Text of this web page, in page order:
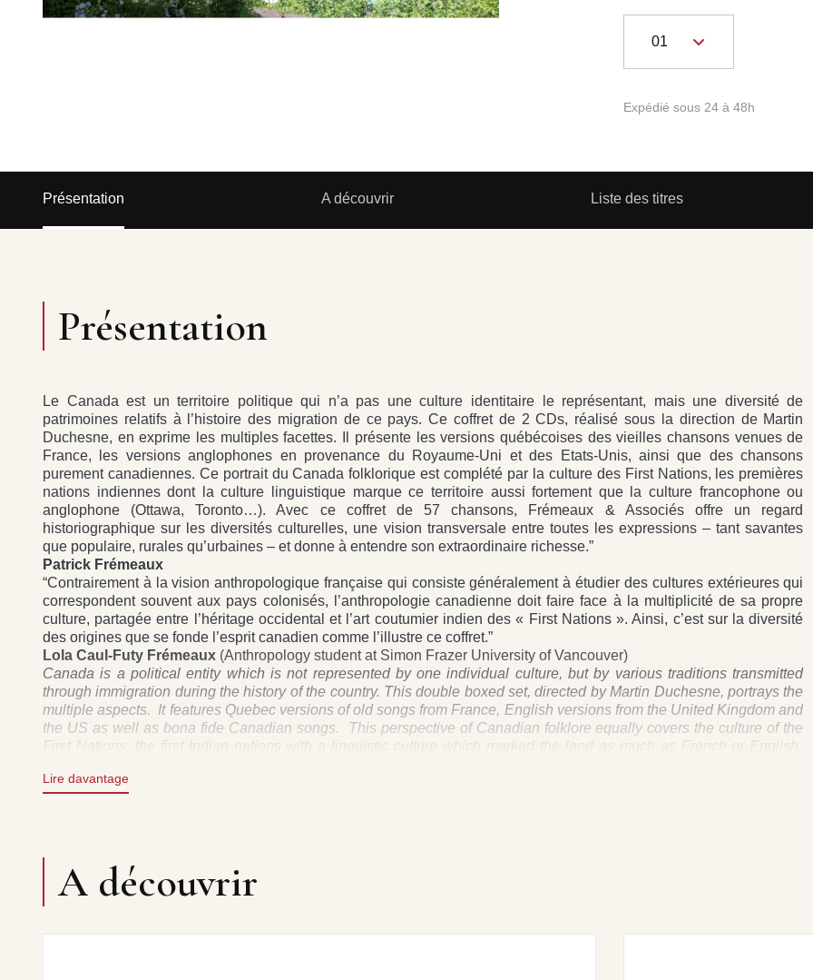
Expédié sous 24 à 48h
Présentation A découvrir Liste des titres
Présentation
Le Canada est un territoire politique qui n’a pas une culture identitaire le représentant, mais une diversité de
patrimoines relatifs à l’histoire des migration de ce pays. Ce coffret de 2 CDs, réalisé sous la direction de Martin
Duchesne, en exprime les multiples facettes. Il présente les versions québécoises des vieilles chansons venues de
France, les versions anglophones en provenance du Royaume-Uni et des Etats-Unis, ainsi que des chansons
purement canadiennes. Ce portrait du Canada folklorique est complété par la culture des First Nations, les premières
nations indiennes dont la culture linguistique marque ce territoire aussi fortement que la culture francophone ou
anglophone (Ottawa, Toronto…). Avec ce coffret de 57 chansons, Frémeaux & Associés offre un regard
historiographique sur les diversités culturelles, une vision transversale entre toutes les expressions – tant savantes
que populaire, rurales qu’urbaines – et donne à entendre son extraordinaire richesse.”
Patrick Frémeaux
“Contrairement à la vision anthropologique française qui consiste généralement à étudier des cultures extérieures qui
correspondent souvent aux pays colonisés, l’anthropologie canadienne doit faire face à la multiplicité de sa propre
culture, partagée entre l’héritage occidental et l’art coutumier indien des « First Nations ». Ainsi, c’est sur la diversité
des origines que se fonde l’esprit canadien comme l’illustre ce coffret.”
Lola Caul-Futy Frémeaux (Anthropology student at Simon Frazer University of Vancouver)
Canada is a political entity which is not represented by one individual culture, but by various traditions transmitted
through immigration during the history of the country. This double boxed set, directed by Martin Duchesne, portrays the
multiple aspects. It features Quebec versions of old songs from France, English versions from the United Kingdom and
the US as well as bona fide Canadian songs. This perspective of Canadian folklore equally covers the culture of the
First Nations, the first Indian nations with a linguistic culture which marked the land as much as French or English-
panorama of cultural diversity, a cross-sectional view of all forms and every level of expression, and affirms the
“Contrary to the French anthropological vision which generally consists of studying external cultures often
corresponding to the colonized countries, the Canadian anthropology must face the multiplicity of its own culture,
shared between the Western heritage and the Indian usual art of “First Nations”. This 2CD set evidently represents the
individuality of Canadian’s spirit, based on the diversity of its origins.”
Lire davantage
A découvrir